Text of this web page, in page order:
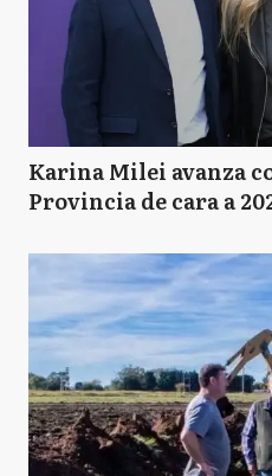
Karina Milei avanza
Provincia de cara a